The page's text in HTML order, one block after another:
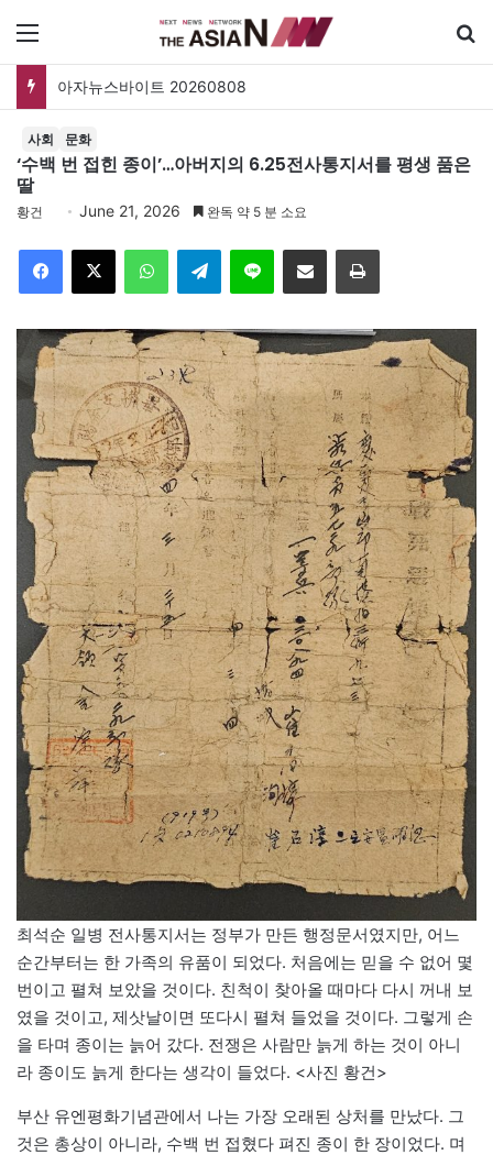
메뉴
아자뉴스바이트 20260808
사회 문화
‘수백 번 접힌 종이’…아버지의 6.25전사통지서를 평생 품은
딸
황건 June 21, 2026 완독 약 5 분 소요
Facebook
X WhatsAppTelegramLine 이메일 인쇄
최석순 일병 전사통지서는 정부가 만든 행정문서였지만, 어느
순간부터는 한 가족의 유품이 되었다. 처음에는 믿을 수 없어 몇
번이고 펼쳐 보았을 것이다. 친척이 찾아올 때마다 다시 꺼내 보
였을 것이고, 제삿날이면 또다시 펼쳐 들었을 것이다. 그렇게 손
을 타며 종이는 늙어 갔다. 전쟁은 사람만 늙게 하는 것이 아니
라 종이도 늙게 한다는 생각이 들었다. <사진 황건>
부산 유엔평화기념관에서 나는 가장 오래된 상처를 만났다. 그
것은 총상이 아니라, 수백 번 접혔다 펴진 종이 한 장이었다. 며